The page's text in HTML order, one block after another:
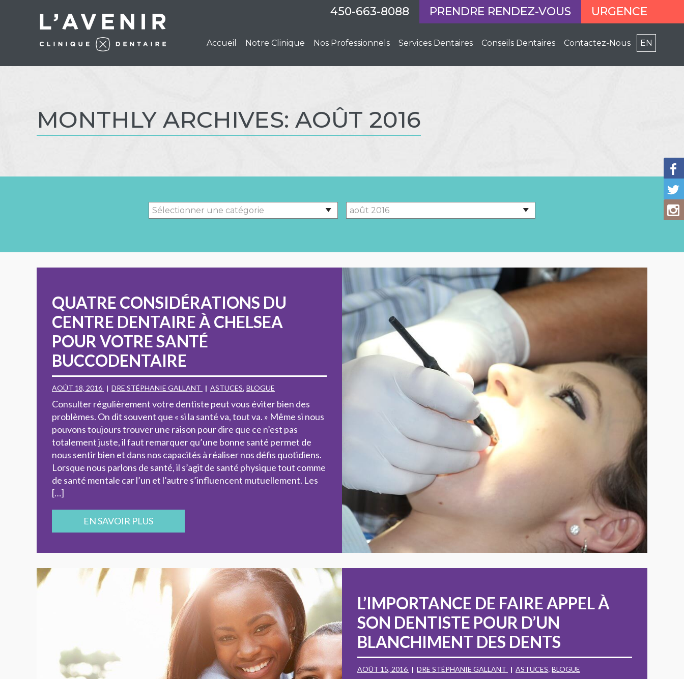
450-663-8088 PRENDRE RENDEZ-VOUS URGENCE
Accueil Notre Clinique Nos Professionnels Services Dentaires Conseils Dentaires Contactez-Nous EN
MONTHLY ARCHIVES: AOÛT 2016
QUATRE CONSIDÉRATIONS DU
CENTRE DENTAIRE À CHELSEA
POUR VOTRE SANTÉ
BUCCODENTAIRE
AOÛT 18, 2016 DRE STÉPHANIE GALLANT ASTUCES, BLOGUE
Consulter régulièrement votre dentiste peut vous éviter bien des
problèmes. On dit souvent que « si la santé va, tout va. » Même si nous
pouvons toujours trouver une raison pour dire que ce n’est pas
totalement juste, il faut remarquer qu’une bonne santé permet de
nous sentir bien et dans nos capacités à réaliser nos défis quotidiens.
Lorsque nous parlons de santé, il s’agit de santé physique tout comme
de santé mentale car l’un et l’autre s’influencent mutuellement. Les
[…]
EN SAVOIR PLUS
L’IMPORTANCE DE FAIRE APPEL À
SON DENTISTE POUR D’UN
BLANCHIMENT DES DENTS
AOÛT 15, 2016 DRE STÉPHANIE GALLANT ASTUCES, BLOGUE